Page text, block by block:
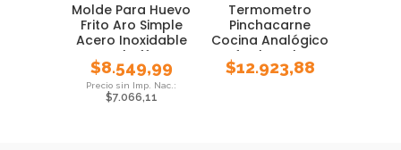
Molde Para Huevo
Frito Aro Simple
Acero Inoxidable
Cheff
$8.549,99
$7.066,11
Termometro
Pinchacarne
Cocina Analógico
Luft Chocolate
Rango
$12.923,88